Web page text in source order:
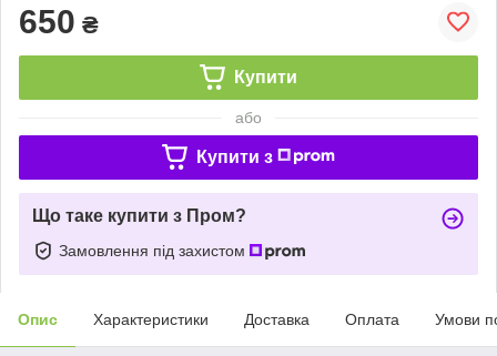
650 ₴
Купити
або
Купити з
Що таке купити з Пром?
Замовлення під захистом
Опис Характеристики Доставка Оплата Умови